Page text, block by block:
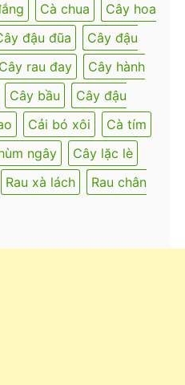
Cà chua
Cây hoa
đậu đũa
Cây đậu
Cây rau đay
Cây hành
Cây bầu
Cây đậu
Cải bó xôi
Cà tím
ngây
Cây lặc lè
Rau xà lách
Rau chân